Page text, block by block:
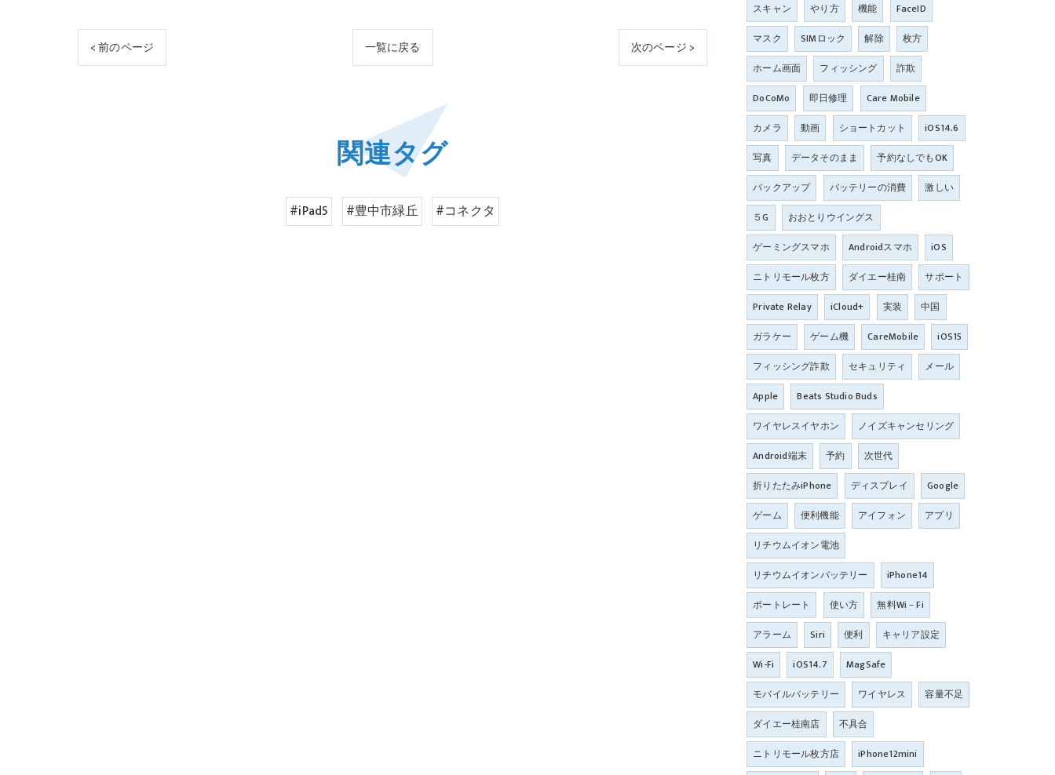
< 前のページ 一覧に戻る 次のページ >
関連タグ
#iPad5 #豊中市緑丘 #コネクタ
スキャン
やり方 機能
FaceID
マスク
SIMロック 解除
枚方
ホーム画面
フィッシング
詐欺
DoCoMo
即日修理
Care Mobile
カメラ
動画 ショートカット
iOS14.6
写真
データそのまま
予約なしでもOK
バックアップ
バッテリーの消費
激しい
５G
おおとりウイングス
ゲーミングスマホ
Androidスマホ
iOS
ニトリモール枚方
ダイエー桂南
サポート
Private Relay
iCloud+ 実装
中国
ガラケー
ゲーム機 CareMobile
iOS15
フィッシング詐欺
セキュリティ
メール
Apple
Beats Studio Buds
ワイヤレスイヤホン
ノイズキャンセリング
Android端末
予約
次世代
折りたたみiPhone
ディスプレイ
Google
ゲーム
便利機能 アイフォン
アプリ
リチウムイオン電池
リチウムイオンバッテリー
iPhone14
ポートレート
使い方
無料Wi－Fi
アラーム
Siri 便利
キャリア設定
Wi-Fi
iOS14.7
MagSafe
モバイルバッテリー
ワイヤレス
容量不足
ダイエー桂南店
不具合
ニトリモール枚方店
iPhone12mini